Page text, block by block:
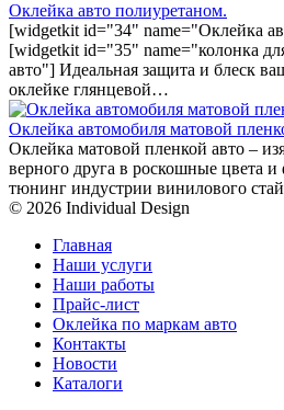
Оклейка авто полиуретаном.
[widgetkit id="34" name="Оклейка
[widgetkit id="35" name="колонка
авто"] Идеальная защита и блеск
оклейке глянцевой…
Оклейка автомобиля матовой
Оклейка матовой пленкой авто –
верного друга в роскошные цвета
тюнинг индустрии винилового
© 2026 Individual Design
Главная
Наши услуги
Наши работы
Прайс-лист
Оклейка по маркам авто
Контакты
Новости
Каталоги